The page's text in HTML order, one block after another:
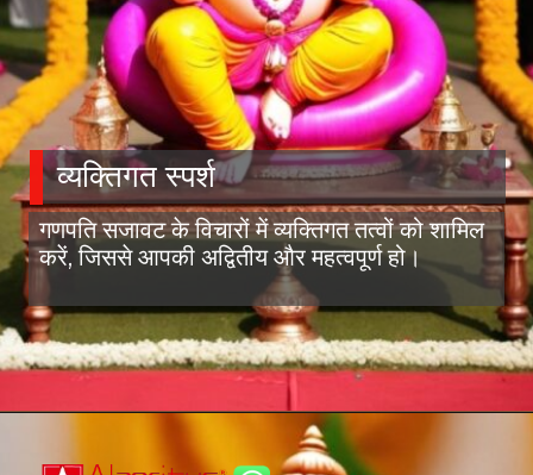
व्यक्तिगत स्पर्श
गणपति सजावट के विचारों में व्यक्तिगत तत्वों को शामिल
करें, जिससे आपकी अद्वितीय और महत्वपूर्ण हो।